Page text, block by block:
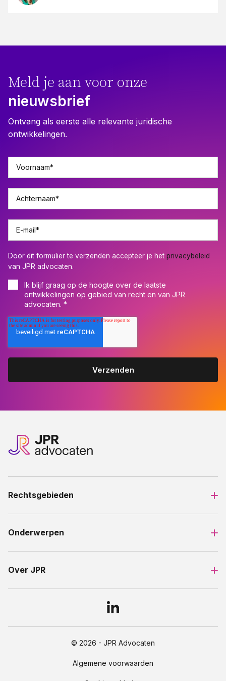
Meld je aan voor onze
nieuwsbrief
Ontvang als eerste alle relevante juridische
ontwikkelingen.
Voornaam*
Achternaam*
E-mail*
Door dit formulier te verzenden accepteer je het privacybeleid
van JPR advocaten.
Ik blijf graag op de hoogte over de laatste
ontwikkelingen op gebied van recht en van JPR
advocaten. *
Rechtsgebieden
Onderwerpen
Over JPR
© 2026 - JPR Advocaten
Algemene voorwaarden